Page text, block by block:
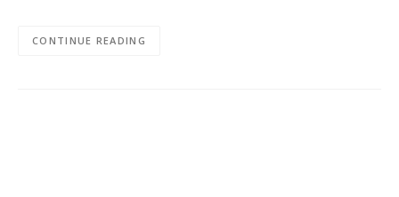
CONTINUE READING